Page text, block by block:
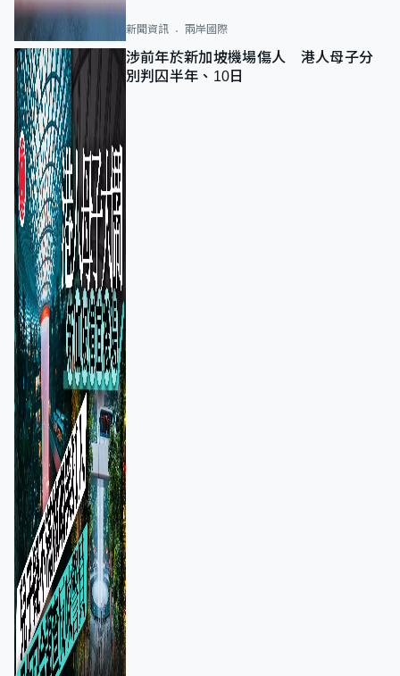
新聞資訊 兩岸國際
涉前年於新加坡機場傷人 港人母子分
別判囚半年、10日